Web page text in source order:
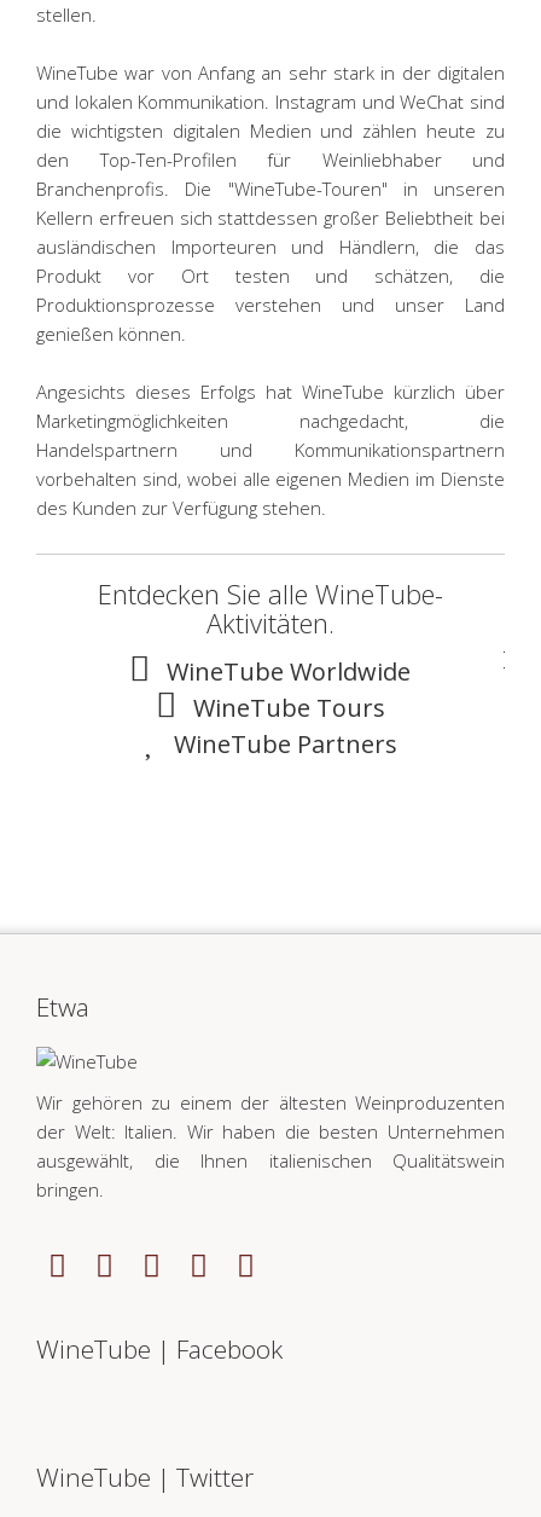
stellen.
WineTube war von Anfang an sehr stark in der digitalen
und lokalen Kommunikation. Instagram und WeChat sind
die wichtigsten digitalen Medien und zählen heute zu
den Top-Ten-Profilen für Weinliebhaber und
Branchenprofis. Die "WineTube-Touren" in unseren
Kellern erfreuen sich stattdessen großer Beliebtheit bei
ausländischen Importeuren und Händlern, die das
Produkt vor Ort testen und schätzen, die
Produktionsprozesse verstehen und unser Land
genießen können.
Angesichts dieses Erfolgs hat WineTube kürzlich über
Marketingmöglichkeiten nachgedacht, die
Handelspartnern und Kommunikationspartnern
vorbehalten sind, wobei alle eigenen Medien im Dienste
des Kunden zur Verfügung stehen.
Entdecken Sie alle WineTube-
Aktivitäten.
WineTube Worldwide
WineTube Tours
WineTube Partners
Etwa
Wir gehören zu einem der ältesten Weinproduzenten
der Welt: Italien. Wir haben die besten Unternehmen
ausgewählt, die Ihnen italienischen Qualitätswein
bringen.
WineTube | Facebook
WineTube | Twitter